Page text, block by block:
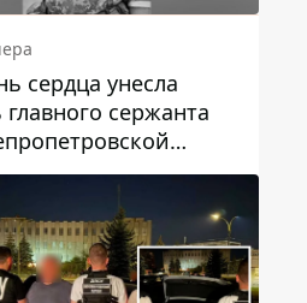
сердца унесла
сержанта
Юрия Свистуна